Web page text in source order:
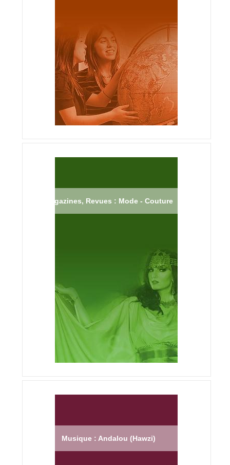
Magazines, Revues : Mode - Couture
Musique : Andalou (Hawzi)